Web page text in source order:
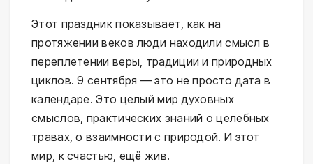
Этот праздник показывает, как на
протяжении веков люди находили смысл в
переплетении веры, традиции и природных
циклов. 9 сентября — это не просто дата в
календаре. Это целый мир духовных
смыслов, практических знаний о целебных
травах, о взаимности с природой. И этот
мир, к счастью, ещё жив.